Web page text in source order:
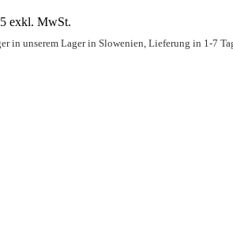
exkl. MwSt.
in unserem Lager in Slowenien, Lieferung in 1-7